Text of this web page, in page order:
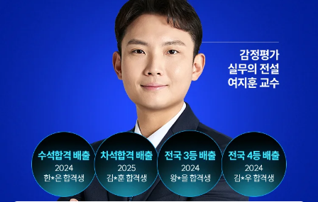
합격생 이*원님
출제하신 동형모의고사
미쳤어요. 시험장에서
깜짝 놀랐습니다.
합격생 소*진님
타학원과 비교했을 때
가격도 합리적이고,
강의 퀄리티가 굉장히
좋아 합격했습니다.
합격생 김*호님